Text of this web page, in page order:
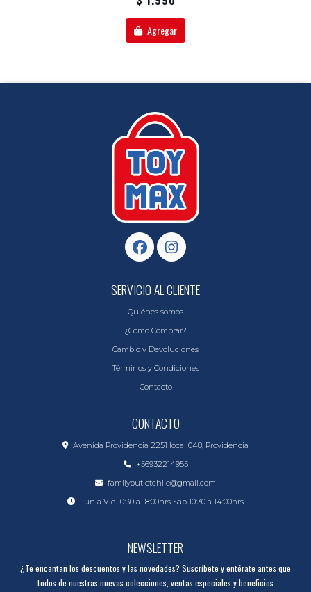
Agregar
SERVICIO AL CLIENTE
Quiénes somos
¿Cómo Comprar?
Cambio y Devoluciones
Términos y Condiciones
Contacto
CONTACTO
Avenida Providencia 2251 local 048, Providencia
+56932214955
familyoutletchile@gmail.com
Lun a Vie 10:30 a 18:00hrs Sab 10:30 a 14:00hrs
NEWSLETTER
¿Te encantan los descuentos y las novedades? Suscríbete y entérate antes que
todos de nuestras nuevas colecciones, ventas especiales y beneficios